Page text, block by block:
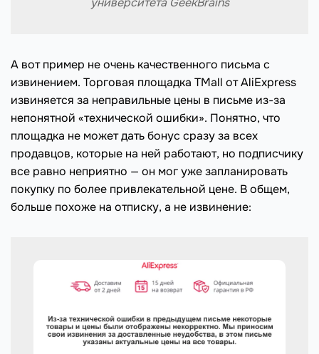
А вот пример не очень качественного письма с
извинением. Торговая площадка TMall от AliExpress
извиняется за неправильные цены в письме из-за
непонятной «технической ошибки». Понятно, что
площадка не может дать бонус сразу за всех
продавцов, которые на ней работают, но подписчику
все равно неприятно — он мог уже запланировать
покупку по более привлекательной цене. В общем,
больше похоже на отписку, а не извинение: